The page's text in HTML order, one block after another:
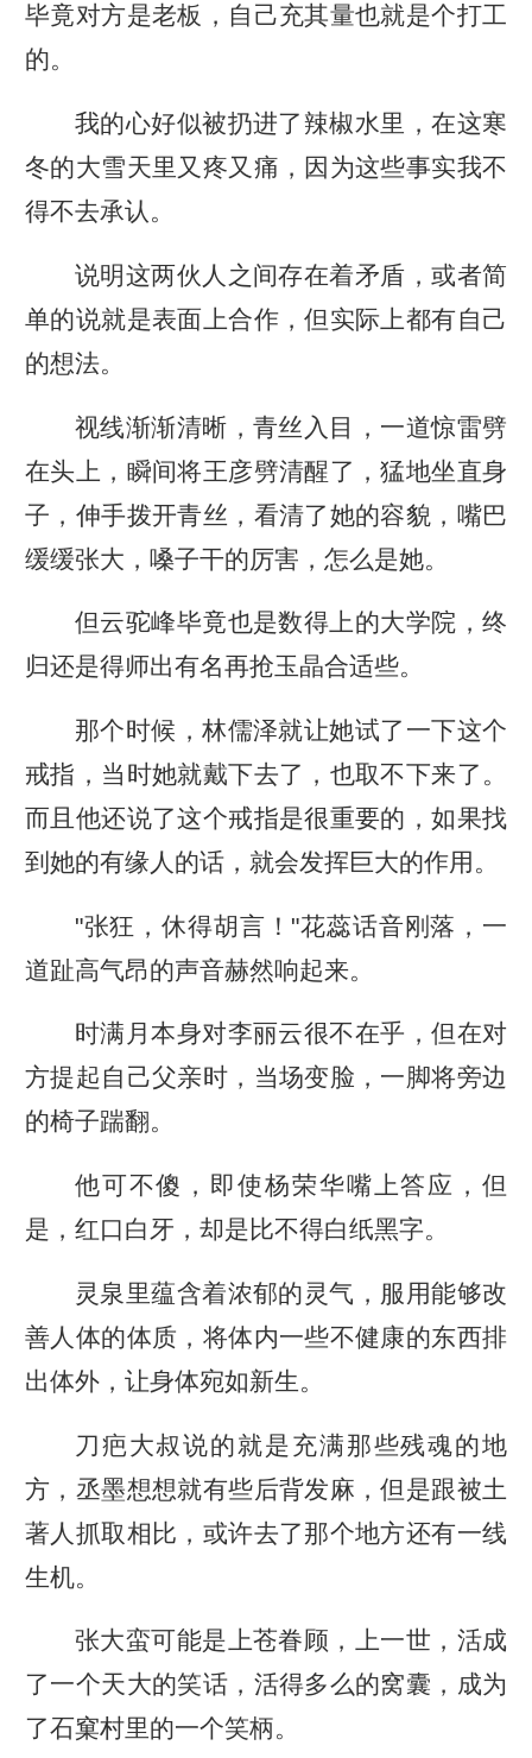
毕竟对方是老板，自己充其量也就是个打工
的。
我的心好似被扔进了辣椒水里，在这寒
冬的大雪天里又疼又痛，因为这些事实我不
得不去承认。
说明这两伙人之间存在着矛盾，或者简
单的说就是表面上合作，但实际上都有自己
的想法。
视线渐渐清晰，青丝入目，一道惊雷劈
在头上，瞬间将王彦劈清醒了，猛地坐直身
子，伸手拨开青丝，看清了她的容貌，嘴巴
缓缓张大，嗓子干的厉害，怎么是她。
但云驼峰毕竟也是数得上的大学院，终
归还是得师出有名再抢玉晶合适些。
那个时候，林儒泽就让她试了一下这个
戒指，当时她就戴下去了，也取不下来了。
而且他还说了这个戒指是很重要的，如果找
到她的有缘人的话，就会发挥巨大的作用。
"张狂，休得胡言！"花蕊话音刚落，一
道趾高气昂的声音赫然响起来。
时满月本身对李丽云很不在乎，但在对
方提起自己父亲时，当场变脸，一脚将旁边
的椅子踹翻。
他可不傻，即使杨荣华嘴上答应，但
是，红口白牙，却是比不得白纸黑字。
灵泉里蕴含着浓郁的灵气，服用能够改
善人体的体质，将体内一些不健康的东西排
出体外，让身体宛如新生。
刀疤大叔说的就是充满那些残魂的地
方，丞墨想想就有些后背发麻，但是跟被土
著人抓取相比，或许去了那个地方还有一线
生机。
张大蛮可能是上苍眷顾，上一世，活成
了一个天大的笑话，活得多么的窝囊，成为
了石窠村里的一个笑柄。